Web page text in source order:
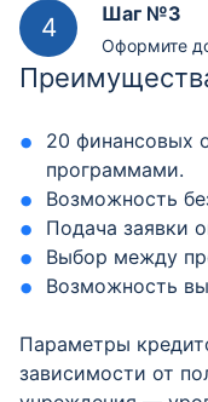
Шаг №3
Оформите
20 финансовых
программами.
Возможность
Подача заявки
Выбор между
Возможность
Параметры
зависимости от